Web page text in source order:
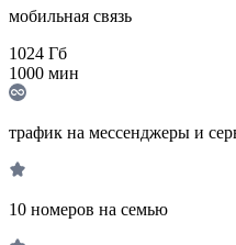
мобильная связь
1024 Гб
1000 мин
трафик на мессенджеры и
10 номеров на семью